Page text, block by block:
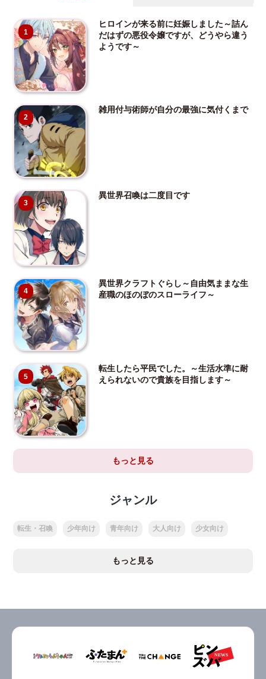
1
ヒロインが来る前に妊娠しました～詰ん
だはずの悪役令嬢ですが、どうやら違う
ようです～
2
雑用付与術師が自分の最強に気付くまで
3
異世界召喚は二度目です
4
異世界クラフトぐらし～自由気ままな生
産職のほのぼのスローライフ～
5
転生したら平民でした。～生活水準に耐
えられないので貴族を目指します～
もっと見る
ジャンル
転生・召喚 少年向け 青年向け 大人向け 少女向け
もっと見る